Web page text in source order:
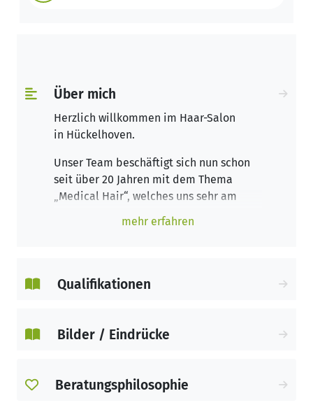
Über mich
Herzlich willkommen im Haar-Salon
in Hückelhoven.
Unser Team beschäftigt sich nun schon
seit über 20 Jahren mit dem Thema
„Medical Hair“, welches uns sehr am
Wir wollen Ihr persönliches
Perücken anfertigen, die von Ihrem
In einem diskreten Beratungsgespräch
für Sie eine passende und hochwertige
mehr erfahren
Qualifikationen
Bilder / Eindrücke
Beratungsphilosophie